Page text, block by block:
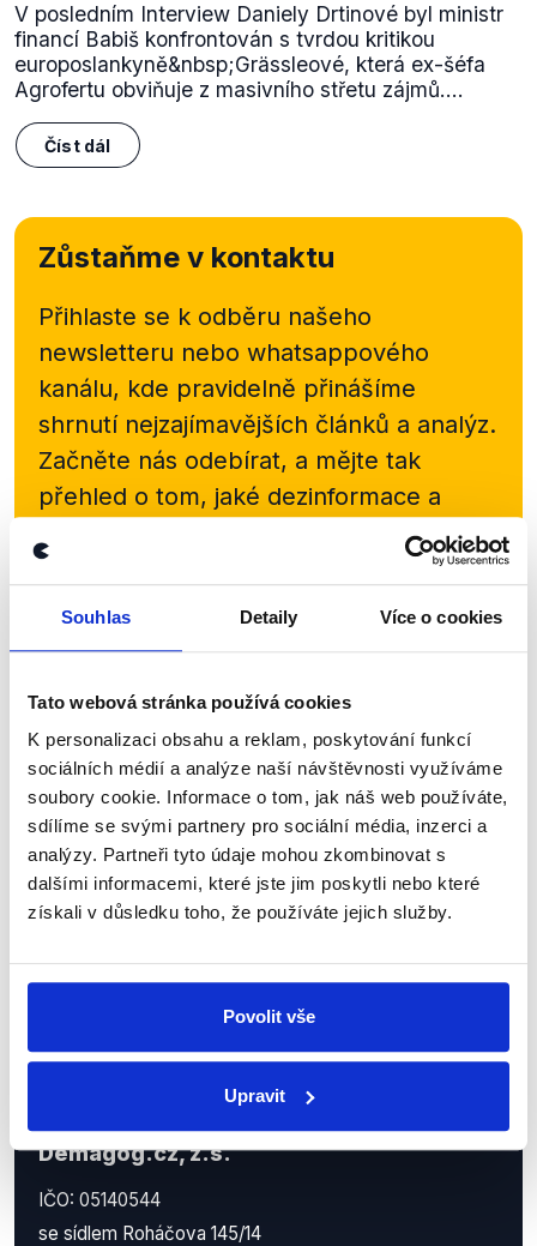
Souhlas Detaily Více o cookies
Tato webová stránka používá cookies
K personalizaci obsahu a reklam, poskytování funkcí
sociálních médií a analýze naší návštěvnosti využíváme
soubory cookie. Informace o tom, jak náš web používáte,
sdílíme se svými partnery pro sociální média, inzerci a
analýzy. Partneři tyto údaje mohou zkombinovat s
dalšími informacemi, které jste jim poskytli nebo které
získali v důsledku toho, že používáte jejich služby.
Povolit vše
Upravit
V posledním Interview Daniely Drtinové byl ministr
financí Babiš konfrontován s tvrdou kritikou
europoslankyně&nbsp;Grässleové, která ex-šéfa
Agrofertu obviňuje z masivního střetu zájmů....
Číst dál
Zůstaňme v kontaktu
Přihlaste se k odběru našeho
newsletteru nebo whatsappového
kanálu, kde pravidelně přinášíme
shrnutí nejzajímavějších článků a analýz.
Začněte nás odebírat, a mějte tak
přehled o tom, jaké dezinformace a
nepravdy se zrovna v Česku šíří.
Sociální sítě
Nenechte si ujít nejnovější události
z Demagog.cz. Sdílením našich
příspěvků přátelům podpoříte naši
práci.
Demagog.cz, z.s.
IČO: 05140544
se sídlem Roháčova 145/14